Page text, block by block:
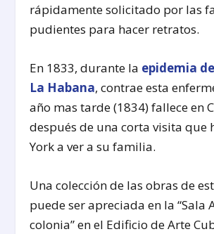
rápidamente solicitado por las
pudientes para hacer retratos.
En 1833, durante la epidemia
La Habana, contrae esta
año mas tarde (1834) fallece en
después de una corta visita que
York a ver a su familia.
Una colección de las obras de
puede ser apreciada en la “Sala
colonia” en el Edificio de Arte